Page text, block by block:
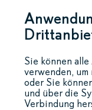
Sie können
verwenden,
oder Sie
und über die
Verbindung